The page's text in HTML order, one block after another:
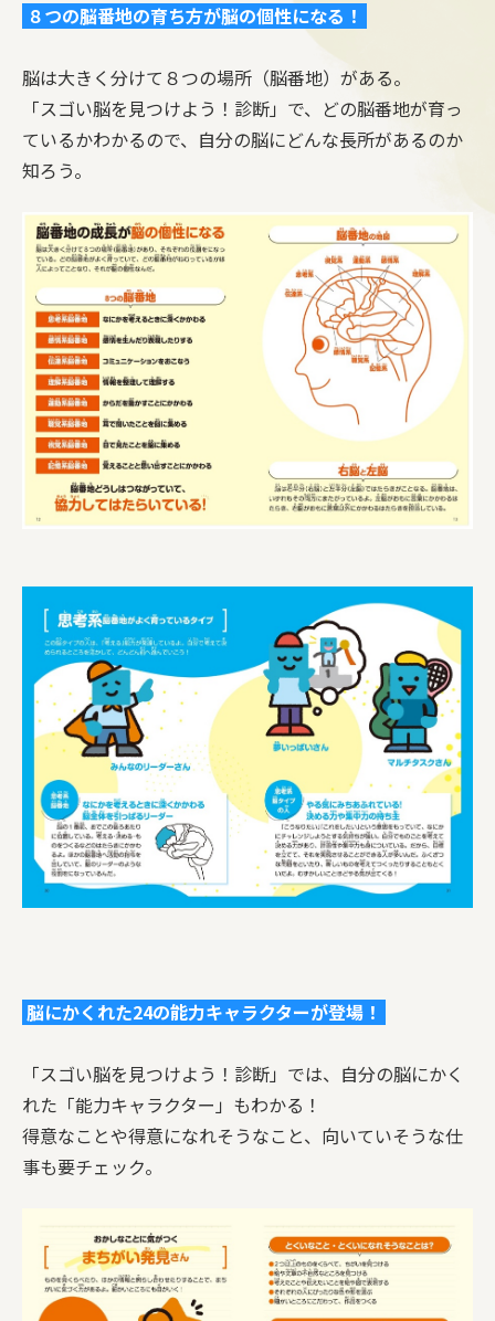
８つの脳番地の育ち方が脳の個性になる！
脳は大きく分けて８つの場所（脳番地）がある。
「スゴい脳を見つけよう！診断」で、どの脳番地が育っ
ているかわかるので、自分の脳にどんな長所があるのか
知ろう。
脳にかくれた24の能力キャラクターが登場！
「スゴい脳を見つけよう！診断」では、自分の脳にかく
れた「能力キャラクター」もわかる！
得意なことや得意になれそうなこと、向いていそうな仕
事も要チェック。